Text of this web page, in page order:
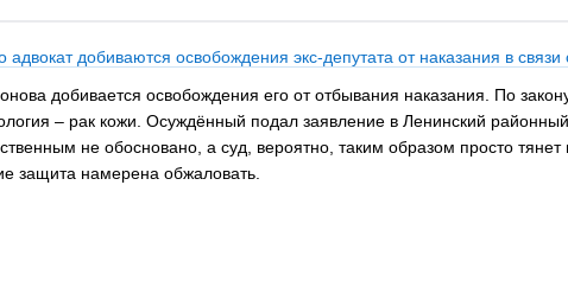
адвокат добиваются освобождения экс-депутата от наказания в
добивается освобождения его от отбывания наказания. По
– рак кожи. Осуждённый подал заявление в Ленинский
не обосновано, а суд, вероятно, таким образом просто
защита намерена обжаловать.